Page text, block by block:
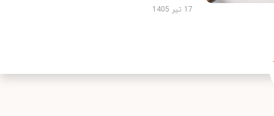
17 تیر 1405